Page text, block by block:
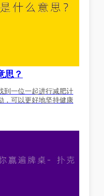
思？
到一位一起进行减肥计
，可以更好地坚持健康